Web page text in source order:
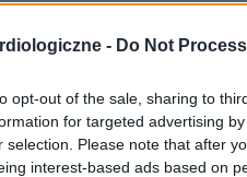
- Do Not
opt-out of the sale, sharing to
for targeted advertising
selection. Please note that after
interest-based ads based on
pobudzeń